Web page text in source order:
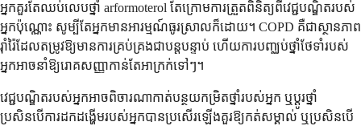
អ្នកគួរតែឈប់លេបថ្នាំ arformoterol តែក្រោមការត្រួតពិនិត្យពីវេជ្ជបណ្ឌិតរបស់
អ្នកប៉ុណ្ណោះ សូម្បីតែអ្នកមានអារម្មណ៍ធូរស្រាលក៏ដោយ។ COPD គឺជាស្ថានភាព
រ៉ាំរ៉ៃដែលតម្រូវឱ្យមានការគ្រប់គ្រងជាបន្តបន្ទាប់ ហើយការបញ្ឈប់ថ្នាំថែទាំរបស់
អ្នកអាចនាំឱ្យរោគសញ្ញាកាន់តែអាក្រក់ទៅៗ។
វេជ្ជបណ្ឌិតរបស់អ្នកអាចពិចារណាកាត់បន្ថយកម្រិតថ្នាំរបស់អ្នក ឬប្តូរថ្នាំ
ប្រសិនបើការដកដង្ហើមរបស់អ្នកបានប្រសើរឡើងគួរឱ្យកត់សម្គាល់ ឬប្រសិនបើ